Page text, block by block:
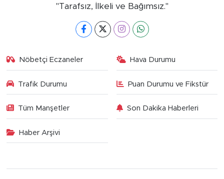
"Tarafsız, İlkeli ve Bağımsız."
Nöbetçi Eczaneler Hava Durumu
Trafik Durumu Puan Durumu ve Fikstür
Tüm Manşetler Son Dakika Haberleri
Haber Arşivi